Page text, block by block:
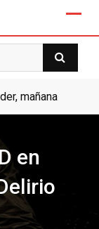
mañana “Ases
en